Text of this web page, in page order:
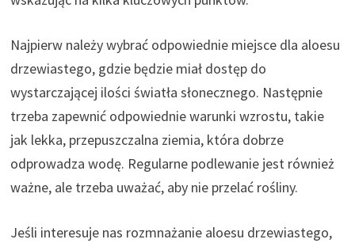
Najpierw należy wybrać odpowiednie miejsce dla aloesu
drzewiastego, gdzie będzie miał dostęp do
wystarczającej ilości światła słonecznego. Następnie
trzeba zapewnić odpowiednie warunki wzrostu, takie
jak lekka, przepuszczalna ziemia, która dobrze
odprowadza wodę. Regularne podlewanie jest również
ważne, ale trzeba uważać, aby nie przelać rośliny.
Jeśli interesuje nas rozmnażanie aloesu drzewiastego,